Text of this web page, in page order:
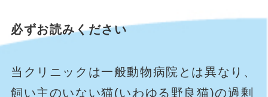
必ずお読みください
当クリニックは一般動物病院とは異なり、
飼い主のいない猫(いわゆる野良猫)の過剰